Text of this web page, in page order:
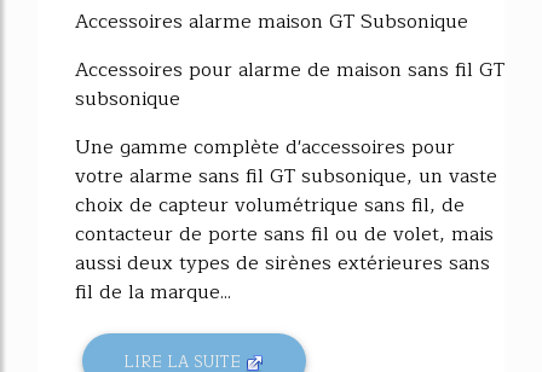
Accessoires alarme maison GT Subsonique
Accessoires pour alarme de maison sans fil GT
subsonique
Une gamme complète d'accessoires pour
votre alarme sans fil GT subsonique, un vaste
choix de capteur volumétrique sans fil, de
contacteur de porte sans fil ou de volet, mais
aussi deux types de sirènes extérieures sans
fil de la marque...
LIRE LA SUITE